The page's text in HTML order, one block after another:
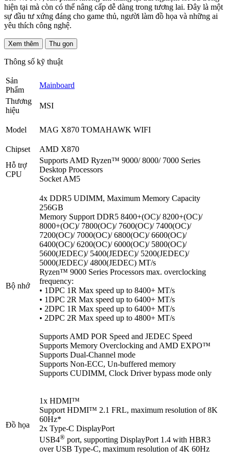
hiện tại mà còn có thể nâng cấp dễ dàng trong tương lai. Đây là một
sự đầu tư xứng đáng cho game thủ, người làm đồ họa và những ai
yêu thích công nghệ.
Xem thêm Thu gọn
Thông số kỹ thuật
Sản
Phẩm
Mainboard
Thương
hiệu
MSI
Model MAG X870 TOMAHAWK WIFI
Chipset
AMD X870
Hỗ trợ
CPU
Supports AMD Ryzen™ 9000/ 8000/ 7000 Series
Desktop Processors
Socket AM5
Bộ nhớ
4x DDR5 UDIMM, Maximum Memory Capacity
256GB
Memory Support DDR5 8400+(OC)/ 8200+(OC)/
8000+(OC)/ 7800(OC)/ 7600(OC)/ 7400(OC)/
7200(OC)/ 7000(OC)/ 6800(OC)/ 6600(OC)/
6400(OC)/ 6200(OC)/ 6000(OC)/ 5800(OC)/
5600(JEDEC)/ 5400(JEDEC)/ 5200(JEDEC)/
5000(JEDEC)/ 4800(JEDEC) MT/s
Ryzen™ 9000 Series Processors max. overclocking
frequency:
• 1DPC 1R Max speed up to 8400+ MT/s
• 1DPC 2R Max speed up to 6400+ MT/s
• 2DPC 1R Max speed up to 6400+ MT/s
• 2DPC 2R Max speed up to 4800+ MT/s
Supports AMD POR Speed and JEDEC Speed
Supports Memory Overclocking and AMD EXPO™
Supports Dual-Channel mode
Supports Non-ECC, Un-buffered memory
Supports CUDIMM, Clock Driver bypass mode only
Đồ họa
1x HDMI™
Support HDMI™ 2.1 FRL, maximum resolution of 8K
60Hz*
2x Type-C DisplayPort
USB4® port, supporting DisplayPort 1.4 with HBR3
over USB Type-C, maximum resolution of 4K 60Hz